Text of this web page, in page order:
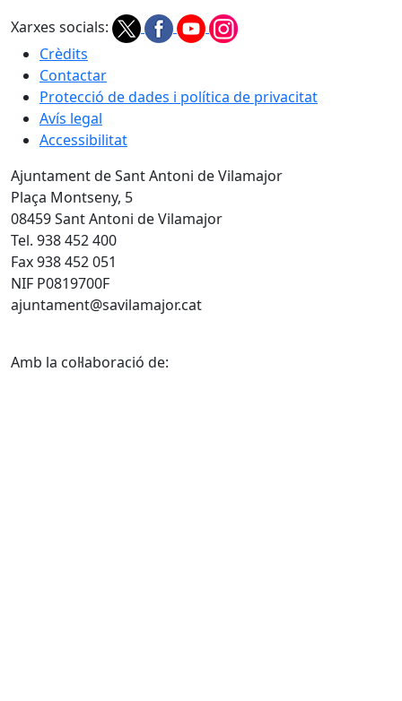
Xarxes socials:
Crèdits
Contactar
Protecció de dades i política de privacitat
Avís legal
Accessibilitat
Ajuntament de Sant Antoni de Vilamajor
Plaça Montseny, 5
08459 Sant Antoni de Vilamajor
Tel. 938 452 400
Fax 938 452 051
NIF P0819700F
ajuntament@savilamajor.cat
Amb la col·laboració de: